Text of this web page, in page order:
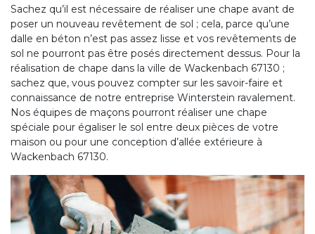
Sachez qu’il est nécessaire de réaliser une chape avant de
poser un nouveau revêtement de sol ; cela, parce qu’une
dalle en béton n’est pas assez lisse et vos revêtements de
sol ne pourront pas être posés directement dessus. Pour la
réalisation de chape dans la ville de Wackenbach 67130 ;
sachez que, vous pouvez compter sur les savoir-faire et
connaissance de notre entreprise Winterstein ravalement.
Nos équipes de maçons pourront réaliser une chape
spéciale pour égaliser le sol entre deux pièces de votre
maison ou pour une conception d’allée extérieure à
Wackenbach 67130.